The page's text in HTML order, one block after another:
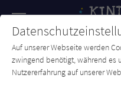
SUCHE Forum
Auf unserer Webseite werden
zwingend benötigt, während es
Nutzererfahrung auf unserer